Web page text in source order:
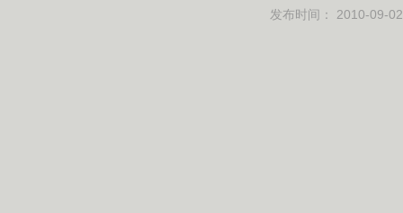
发布时间： 2010-09-